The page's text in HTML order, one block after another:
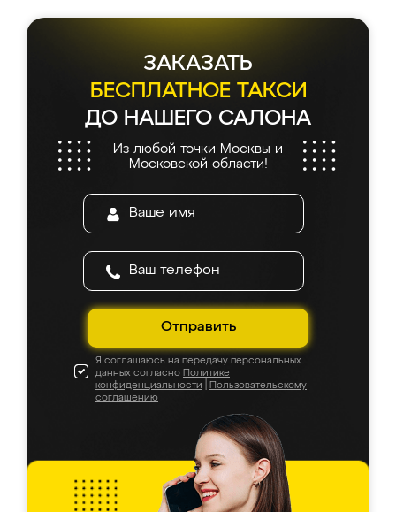
ЗАКАЗАТЬ
БЕСПЛАТНОЕ ТАКСИ
ДО НАШЕГО САЛОНА
Из любой точки Москвы и
Московской области!
Отправить
Я соглашаюсь на передачу персональных
данных согласно Политике
конфиденциальности
Пользовательскому
соглашению